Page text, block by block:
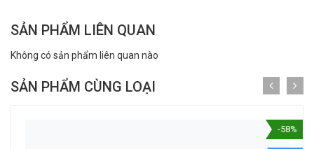
SẢN PHẨM LIÊN QUAN
Không có sản phẩm liên quan nào
SẢN PHẨM CÙNG LOẠI
-58%